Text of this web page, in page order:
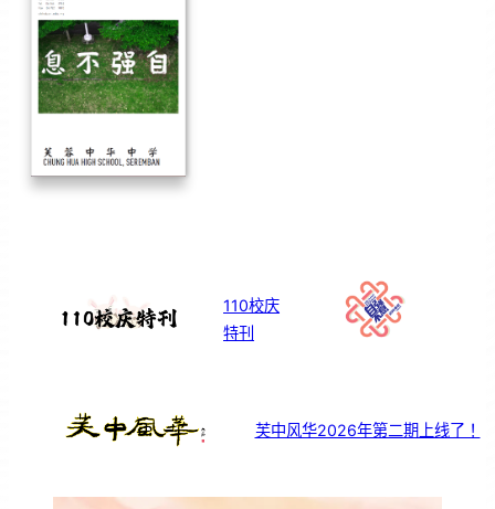
110校庆
特刊
芙中风华2026年第二期上线了！